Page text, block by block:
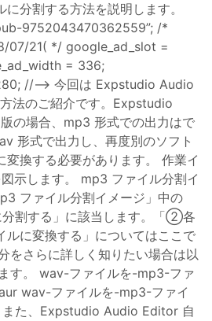
分割する方法を説明します。
9752043470362559”; /*
07/21( */ google_ad_slot =
= 336;
//–> 今回は Expstudio Audio
法のご紹介です。Expstudio
の場合、mp3 形式での出力はで
形式で出力し、再度別のソフト
換する必要があります。 作業イ
示します。 mp3 ファイル分割イ
ファイル分割イメージ」中の
割する」に該当します。「②各
ルに変換する」についてはここで
をさらに詳しく知りたい場合は以
す。 wav-ファイルを-mp3-ファ
wav-ファイルを-mp3-ファイ
た、Expstudio Audio Editor 自